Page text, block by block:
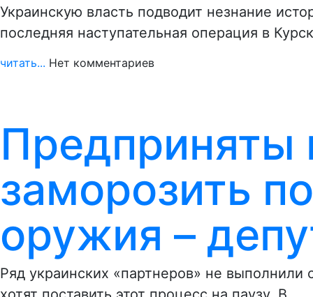
Украинскую власть подводит незнание
последняя наступательная операция в
читать... Нет комментариев
Предприняты
заморозить
оружия –
Ряд украинских «партнеров» не выполнили